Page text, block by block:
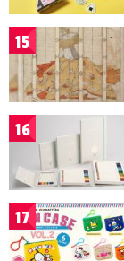
15
16
17